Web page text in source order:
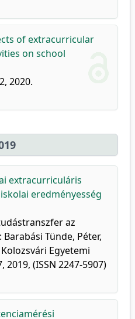
of extracurricular
on school
2020.
extracurriculáris
eredményesség
az
Tünde, Péter,
Egyetemi
2019, (ISSN 2247-5907)